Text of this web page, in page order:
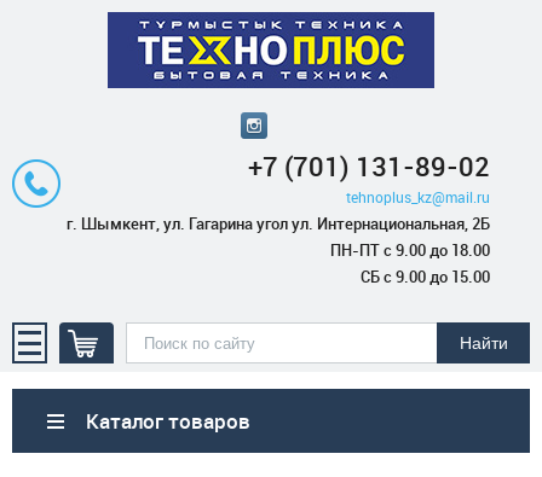
+7 (701) 131-89-02
tehnoplus_kz@mail.ru
г. Шымкент, ул. Гагарина угол ул. Интернациональная, 2Б
ПН-ПТ с 9.00 до 18.00
СБ с 9.00 до 15.00
Каталог товаров